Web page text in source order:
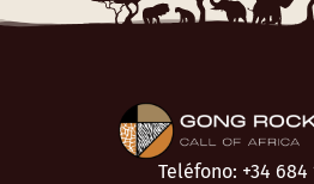
Teléfono: +34 684